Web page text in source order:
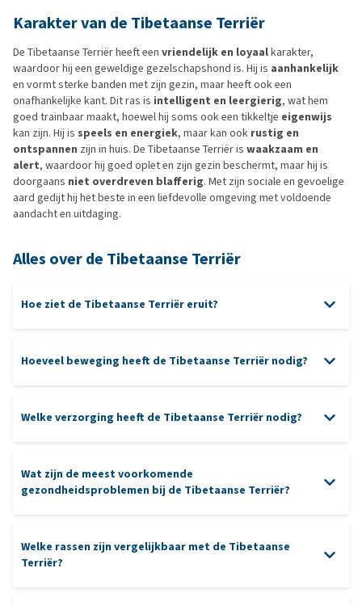
Karakter van de Tibetaanse Terriër
De Tibetaanse Terriër heeft een vriendelijk en loyaalkarakter,
waardoor hij een geweldige gezelschapshond is. Hij is aanhankelijk
en vormt sterke banden met zijn gezin, maar heeft ook een
onafhankelijke kant. Dit ras is intelligent en leergierig, wat hem
goed trainbaar maakt, hoewel hij soms ook een tikkeltje eigenwijs
kan zijn. Hij is speels en energiek, maar kan ook rustig en
ontspannen zijn in huis. De Tibetaanse Terriër is waakzaam en
alert, waardoor hij goed oplet en zijn gezin beschermt, maar hij is
doorgaans niet overdreven blafferig. Met zijn sociale en gevoelige
aard gedijt hij het beste in een liefdevolle omgeving met voldoende
aandacht en uitdaging.
Alles over de Tibetaanse Terriër
Hoe ziet de Tibetaanse Terriër eruit?
Hoeveel beweging heeft de Tibetaanse Terriër nodig?
puzzels
Welke verzorging heeft de Tibetaanse Terriër nodig?
borstelen
Oren ogen
tanden
Wat zijn de meest voorkomende
gezondheidsproblemen bij de Tibetaanse Terriër?
heupdysplasie
Welke rassen zijn vergelijkbaar met de Tibetaanse
Terriër?